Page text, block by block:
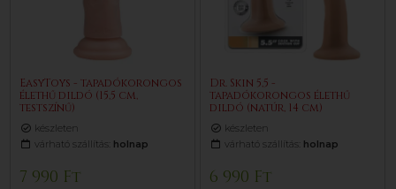
EasyToys - tapadókorongos
élethű dildó (15,5 cm,
testszínű)
készleten
várható szállítás: holnap
7 990 Ft
Dr. Skin 5,5 -
tapadókorongos élethű
dildó (natúr, 14 cm)
készleten
várható szállítás: holnap
6 990 Ft